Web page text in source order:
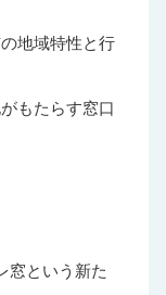
地域特性と行
もたらす窓口
窓という新た